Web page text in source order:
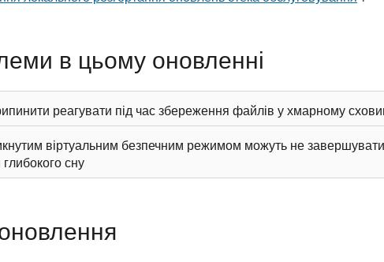
в цьому оновленні
реагувати під час збереження файлів у хмарному
віртуальним безпечним режимом можуть не
сну